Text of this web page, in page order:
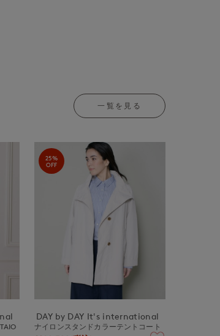
一覧を見る
25%
OFF
DAY by DAY It's international
ナイロンスタンドカラーテントコート